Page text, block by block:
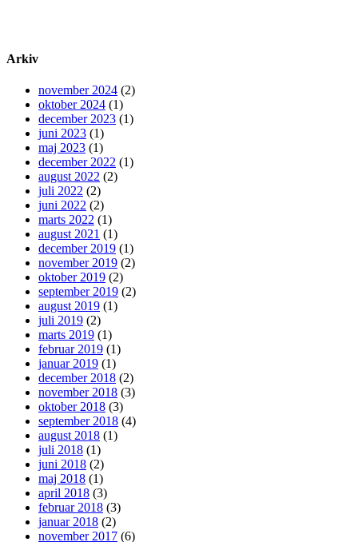
Arkiv
november 2024 (2)
oktober 2024 (1)
december 2023 (1)
juni 2023 (1)
maj 2023 (1)
december 2022 (1)
august 2022 (2)
juli 2022 (2)
juni 2022 (2)
marts 2022 (1)
august 2021 (1)
december 2019 (1)
november 2019 (2)
oktober 2019 (2)
september 2019 (2)
august 2019 (1)
juli 2019 (2)
marts 2019 (1)
februar 2019 (1)
januar 2019 (1)
december 2018 (2)
november 2018 (3)
oktober 2018 (3)
september 2018 (4)
august 2018 (1)
juli 2018 (1)
juni 2018 (2)
maj 2018 (1)
april 2018 (3)
februar 2018 (3)
januar 2018 (2)
november 2017 (6)